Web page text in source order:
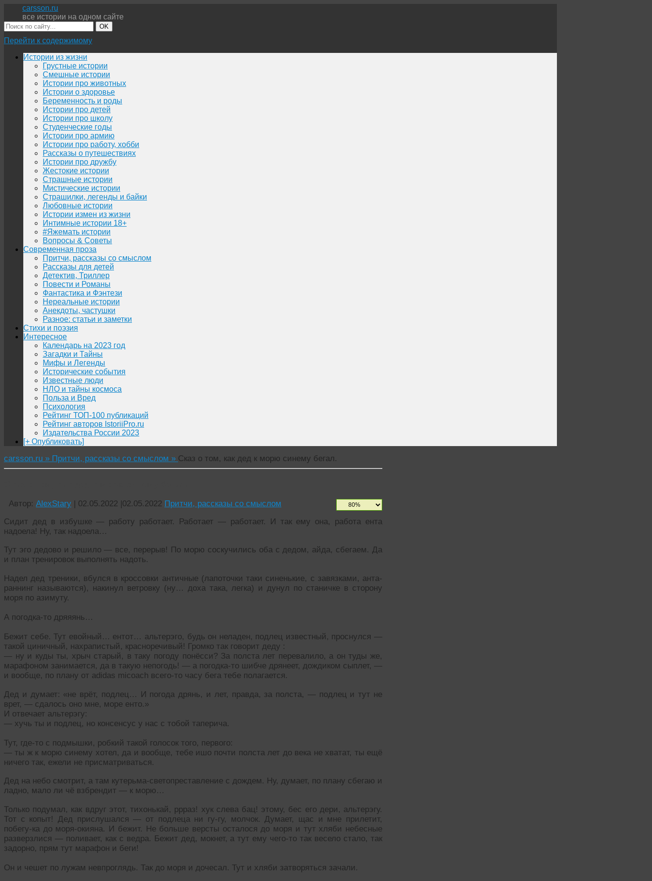
carsson.ru
все истории на одном сайте
OK
Перейти к содержимому
Истории из жизни
Грустные истории
Смешные истории
Истории про животных
Истории о здоровье
Беременность и роды
Истории про детей
Истории про школу
Студенческие годы
Истории про армию
Истории про работу, хобби
Рассказы о путешествиях
Истории про дружбу
Жестокие истории
Страшные истории
Мистические истории
Страшилки, легенды и байки
Любовные истории
Истории измен из жизни
Интимные истории 18+
#Яжемать истории
Вопросы & Советы
Современная проза
Притчи, рассказы со смыслом
Рассказы для детей
Детектив, Триллер
Повести и Романы
Фантастика и Фэнтези
Нереальные истории
Анекдоты, частушки
Разное: статьи и заметки
Стихи и поэзия
Интересное
Календарь на 2023 год
Загадки и Тайны
Мифы и Легенды
Исторические события
Известные люди
НЛО и тайны космоса
Польза и Вред
Психология
Рейтинг ТОП-100 публикаций
Рейтинг авторов IstoriiPro.ru
Издательства России 2023
[+ Опубликовать]
carsson.ru » Притчи, рассказы со смыслом » Сказ о том, как дед к морю синему бегал.
Автор: AlexStary | 02.05.2022 |02.05.2022 Притчи, рассказы со смыслом
Сидит дед в избушке — работу работает. Работает — работает. И так ему она, работа ента
надоела! Ну, так надоела…
Тут эго дедово и решило — все, перерыв! По морю соскучились оба с дедом, айда, сбегаем. Да
и план тренировок выполнять надоть.
Надел дед треники, вбулся в кроссовки античные (лапоточки таки синенькие, с завязками, анта-
раннинг называются), накинул ветровку (ну… доха така, легка) и дунул по станичке в сторону
моря по азимуту.
А погодка-то дряяянь…
Бежит себе. Тут евойный… ентот… альтерэго, будь он неладен, подлец известный, проснулся —
такой циничный, нахрапистый, красноречивый! Громко так говорит деду :
— ну и куды ты, хрыч старый, в таку погоду понёсси? За полста лет перевалило, а он туды же,
марафоном занимается, да в такую непогодь! — а погодка-то шибче дрянеет, дождиком сыплет, —
и вообще, по плану от adidas micoach всего-то часу бега тебе полагается.
Дед и думает: «не врёт, подлец… И погода дрянь, и лет, правда, за полста, — подлец и тут не
врет, — сдалось оно мне, море енто.»
И отвечает альтерэгу:
— хучь ты и подлец, но консенсус у нас с тобой таперича.
Тут, где-то с подмышки, робкий такой голосок того, первого:
— ты ж к морю синему хотел, да и вообще, тебе ишо почти полста лет до века не хватат, ты ещё
ничего так, ежели не присматриваться.
Дед на небо смотрит, а там кутерьма-светопреставление с дождем. Ну, думает, по плану сбегаю и
ладно, мало ли чё взбрендит — к морю…
Только подумал, как вдруг этот, тихонькай, ррраз! хук слева бац! этому, бес его дери, альтерэгу.
Тот с копыт! Дед прислушался — от подлеца ни гу-гу, молчок. Думает, щас и мне прилетит,
побегу-ка до моря-окияна. И бежит. Не больше версты осталося до моря и тут хляби небесные
разверзлися — поливает, как с ведра. Бежит дед, мокнет, а тут ему чего-то так весело стало, так
задорно, прям тут марафон и беги!
Он и чешет по лужам невпроглядь. Так до моря и дочесал. Тут и хляби затворяться зачали.